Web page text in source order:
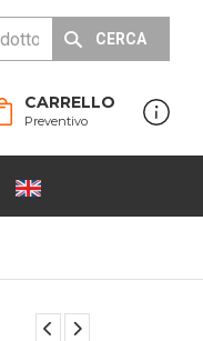
CERCA
CARRELLO
Preventivo